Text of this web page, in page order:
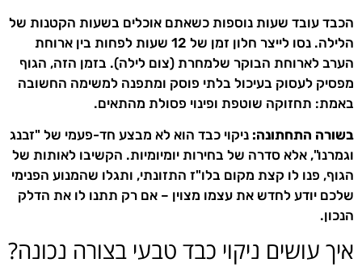
הכבד עובד שעות נוספות כשאתם אוכלים בשעות הקטנות של
הלילה. נסו לייצר חלון זמן של 12 שעות לפחות בין ארוחת
הערב לארוחת הבוקר שלמחרת (צום לילה). בזמן הזה, הגוף
מפסיק לעסוק בעיכול בלתי פוסק ומתפנה למשימה החשובה
באמת: תחזוקה שוטפת ופינוי פסולת מהתאים.
בשורה התחתונה: ניקוי כבד הוא לא מבצע חד-פעמי של "זבנג
וגמרנו", אלא סדרה של בחירות יומיומיות. הקשיבו לאותות של
הגוף, פנו לו קצת מקום בלו"ז התזונתי, ותגלו שהמנוע הפנימי
שלכם יודע לחדש את עצמו מצוין – אם רק תתנו לו את הדלק
הנכון.
איך עושים ניקוי כבד טבעי בצורה נכונה?